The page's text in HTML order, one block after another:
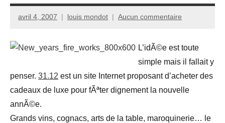
avril 4, 2007 louis mondot Aucun commentaire
L’idÃ©e est toute
simple mais il fallait y
penser. 31.12 est un site Internet proposant d’acheter des
cadeaux de luxe pour fÃªter dignement la nouvelle
annÃ©e.
Grands vins, cognacs, arts de la table, maroquinerie… le